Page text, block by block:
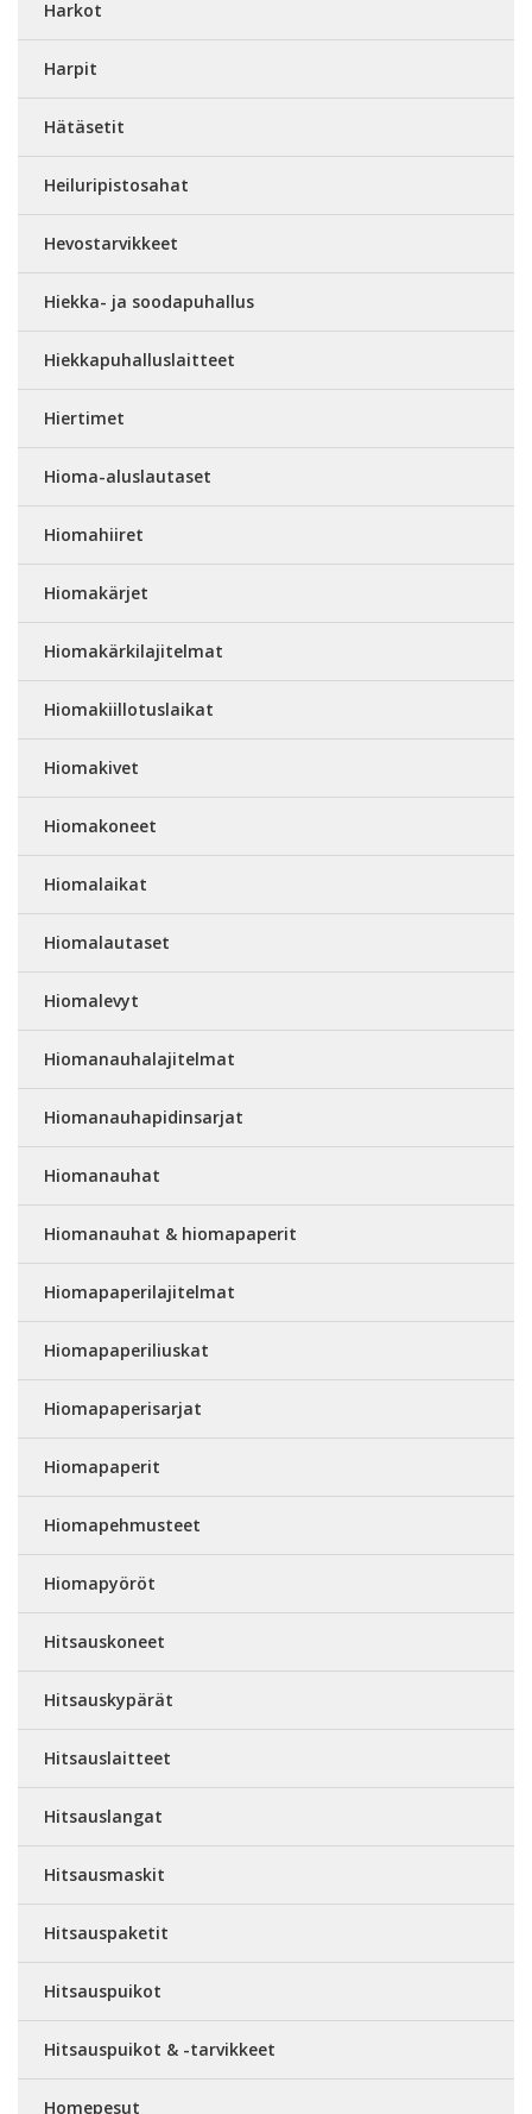
Harkot
Harpit
Hätäsetit
Heiluripistosahat
Hevostarvikkeet
Hiekka- ja soodapuhallus
Hiekkapuhalluslaitteet
Hiertimet
Hioma-aluslautaset
Hiomahiiret
Hiomakärjet
Hiomakärkilajitelmat
Hiomakiillotuslaikat
Hiomakivet
Hiomakoneet
Hiomalaikat
Hiomalautaset
Hiomalevyt
Hiomanauhalajitelmat
Hiomanauhapidinsarjat
Hiomanauhat
Hiomanauhat & hiomapaperit
Hiomapaperilajitelmat
Hiomapaperiliuskat
Hiomapaperisarjat
Hiomapaperit
Hiomapehmusteet
Hiomapyöröt
Hitsauskoneet
Hitsauskypärät
Hitsauslaitteet
Hitsauslangat
Hitsausmaskit
Hitsauspaketit
Hitsauspuikot
Hitsauspuikot & -tarvikkeet
Homepesut